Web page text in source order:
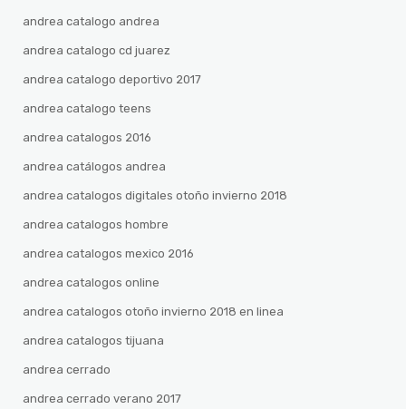
andrea catalogo andrea
andrea catalogo cd juarez
andrea catalogo deportivo 2017
andrea catalogo teens
andrea catalogos 2016
andrea catálogos andrea
andrea catalogos digitales otoño invierno 2018
andrea catalogos hombre
andrea catalogos mexico 2016
andrea catalogos online
andrea catalogos otoño invierno 2018 en linea
andrea catalogos tijuana
andrea cerrado
andrea cerrado verano 2017